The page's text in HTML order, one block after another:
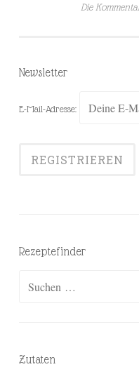
Die
Newsletter
E-Mail-Adresse:
Rezeptefinder
Zutaten